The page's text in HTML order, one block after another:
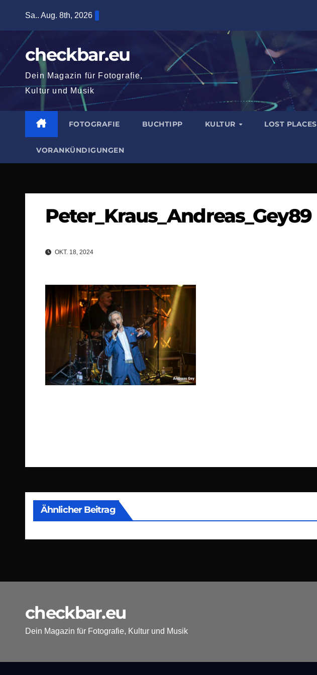
springen
Sa.. Aug. 8th, 2026
checkbar.eu
Dein Magazin für Fotografie,
Kultur und Musik
FOTOGRAFIE BUCHTIPP KULTUR LOST PLACES
VORANKÜNDIGUNGEN
Peter_Kraus_Andreas_Gey89
OKT. 18, 2024
Ähnlicher Beitrag
checkbar.eu
Dein Magazin für Fotografie, Kultur und Musik